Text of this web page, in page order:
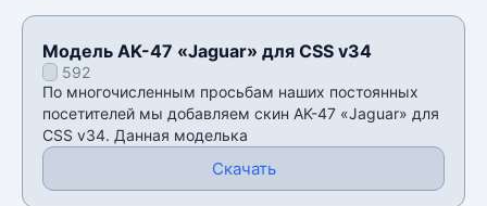
Модель AK-47 «Jaguar» для CSS v34
592
По многочисленным просьбам наших постоянных
посетителей мы добавляем скин AK-47 «Jaguar» для
CSS v34. Данная моделька
Скачать